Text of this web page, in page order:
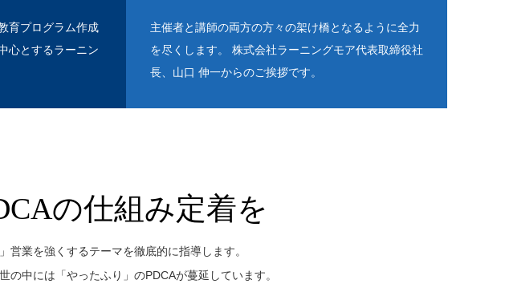
育プログラム作成
心とするラーニン
主催者と講師の両方の方々の架け橋となるように全力
を尽くします。 株式会社ラーニングモア代表取締役社
長、山口 伸一からのご挨拶です。
の仕組み定着を
営業を強くするテーマを徹底的に指導します。
中には「やったふり」のPDCAが蔓延しています。